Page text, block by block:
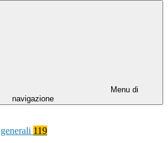
Menu di
navigazione
119